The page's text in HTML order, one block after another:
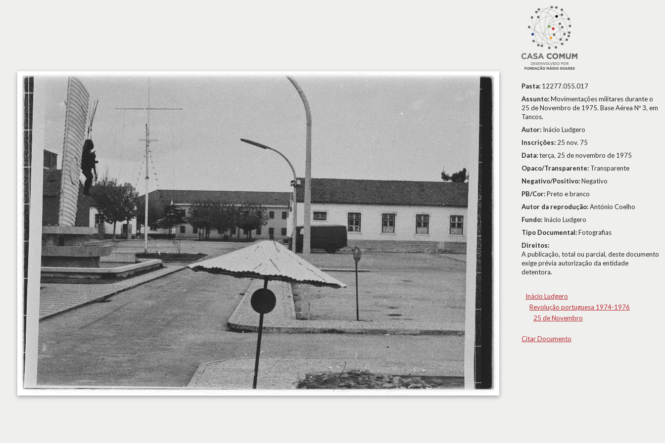
Pasta: 12277.055.017
Assunto:Movimentações militares durante o
25 de Novembro de 1975. Base Aérea Nº 3, em
Tancos.
Autor: Inácio Ludgero
Inscrições: 25 nov. 75
Data:terça, 25 de novembro de 1975
Opaco/Transparente: Transparente
Negativo/Positivo:Negativo
PB/Cor:Preto e branco
Autor da reprodução:António Coelho
Fundo: Inácio Ludgero
Tipo Documental:Fotografias
Direitos:
A publicação, total ou parcial, deste documento
exige prévia autorização da entidade
detentora.
Inácio Ludgero
Revolução portuguesa 1974-1976
25 de Novembro
Citar Documento